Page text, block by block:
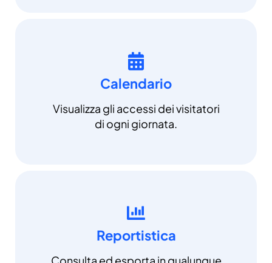
Calendario
Visualizza gli accessi dei visitatori
di ogni giornata.
Reportistica
Consulta ed esporta in qualunque